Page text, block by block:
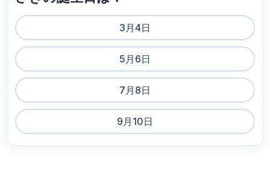
3月4日
5月6日
7月8日
9月10日